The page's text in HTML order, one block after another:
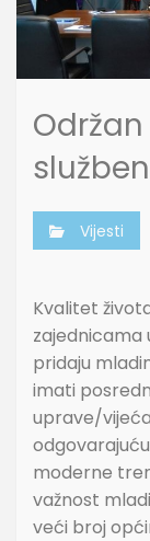
Vijesti
Kvalitet
zajednicama
pridaju
imati
uprave/
moderne
važnost
veći broj